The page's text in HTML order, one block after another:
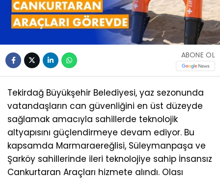
ABONE OL
Tekirdağ Büyükşehir Belediyesi, yaz sezonunda
vatandaşların can güvenliğini en üst düzeyde
sağlamak amacıyla sahillerde teknolojik
altyapısını güçlendirmeye devam ediyor. Bu
kapsamda Marmaraereğlisi, Süleymanpaşa ve
Şarköy sahillerinde ileri teknolojiye sahip İnsansız
Cankurtaran Araçları hizmete alındı. Olası